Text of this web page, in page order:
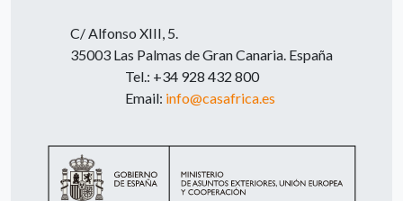
C/ Alfonso XIII, 5.
35003 Las Palmas de Gran Canaria. España
Tel.: +34 928 432 800
Email: info@casafrica.es